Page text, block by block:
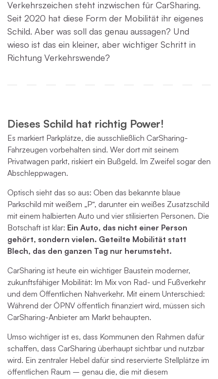
Verkehrszeichen steht inzwischen für CarSharing.
Seit 2020 hat diese Form der Mobilität ihr eigenes
Schild. Aber was soll das genau aussagen? Und
wieso ist das ein kleiner, aber wichtiger Schritt in
Richtung Verkehrswende?
Dieses Schild hat richtig Power!
Es markiert Parkplätze, die ausschließlich CarSharing-
Fahrzeugen vorbehalten sind. Wer dort mit seinem
Privatwagen parkt, riskiert ein Bußgeld. Im Zweifel sogar den
Abschleppwagen.
Optisch sieht das so aus: Oben das bekannte blaue
Parkschild mit weißem „P“, darunter ein weißes Zusatzschild
mit einem halbierten Auto und vier stilisierten Personen. Die
Botschaft ist klar: Ein Auto, das nicht einer Person
gehört, sondern vielen. Geteilte Mobilität statt
Blech, das den ganzen Tag nur herumsteht.
CarSharing ist heute ein wichtiger Baustein moderner,
zukunftsfähiger Mobilität: Im Mix von Rad- und Fußverkehr
und dem Öffentlichen Nahverkehr. Mit einem Unterschied:
Während der ÖPNV öffentlich finanziert wird, müssen sich
CarSharing-Anbieter am Markt behaupten.
Umso wichtiger ist es, dass Kommunen den Rahmen dafür
schaffen, dass CarSharing überhaupt sichtbar und nutzbar
wird. Ein zentraler Hebel dafür sind reservierte Stellplätze im
öffentlichen Raum – genau die, die mit diesem